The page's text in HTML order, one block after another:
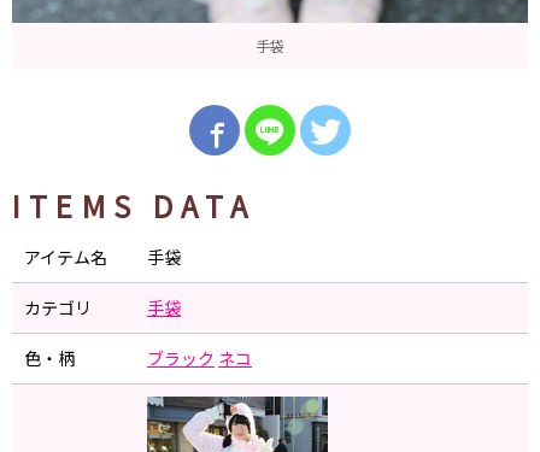
手袋
ITEMS DATA
アイテム名 手袋
カテゴリ 手袋
色・柄 ブラック ネコ